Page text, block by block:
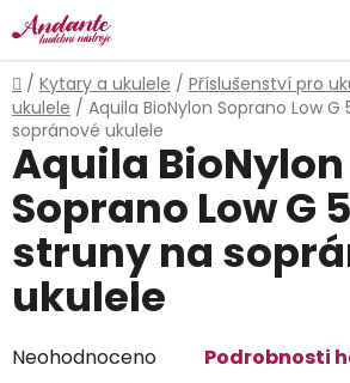
Přejít
na
obsah
Domů
/ Kytary a ukulele / Příslušenství pro
ukulele / Aquila BioNylon Soprano Low
sopránové ukulele
Aquila BioNylon
Soprano Low G
struny na
ukulele
Průměrné
Neohodnoceno
Podrobnosti